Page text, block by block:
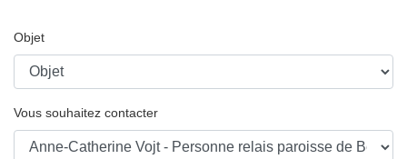
Objet
Vous souhaitez contacter